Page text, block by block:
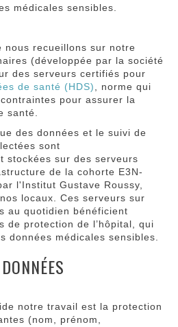
médicales sensibles.
nous recueillons sur notre
(développée par la société
des serveurs certifiés pour
de santé (HDS), norme qui
pour assurer la
santé.
des données et le suivi de
sont
stockées sur des serveurs
de la cohorte E3N-
l'Institut Gustave Roussy,
locaux. Ces serveurs sur
au quotidien bénéficient
de protection de l’hôpital, qui
données médicales sensibles.
notre travail est la protection
(nom, prénom,